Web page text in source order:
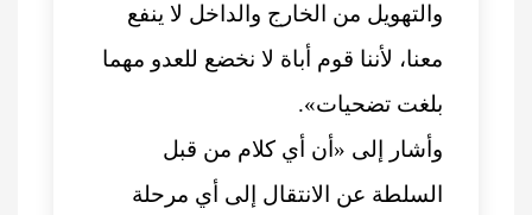
والتهويل من الخارج والداخل لا ينفع
معنا، لأننا قوم أباة لا نخضع للعدو مهما
بلغت تضحيات».
وأشار إلى «أن أي كلام من قبل
السلطة عن الانتقال إلى أي مرحلة